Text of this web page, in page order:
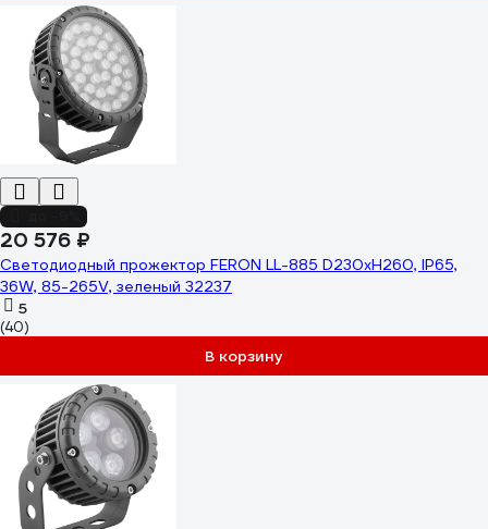
20 576 ₽
Светодиодный прожектор FERON LL-885 D230xH260, IP65,
36W, 85-265V, зеленый 32237
5
(40)
В корзину